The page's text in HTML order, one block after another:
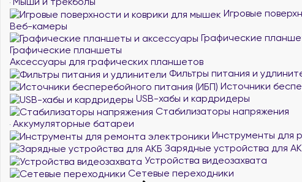
Игровые
Веб-камеры
Графические
Графические планшеты
Аксессуары для графических планшетов
Фильтры питания и
Источники
USB-хабы и кардридеры
Стабилизаторы напряжения
Аккумуляторные батареи
Инструменты для
Зарядные устройства для
Устройства видеозахвата
Сетевые переходники